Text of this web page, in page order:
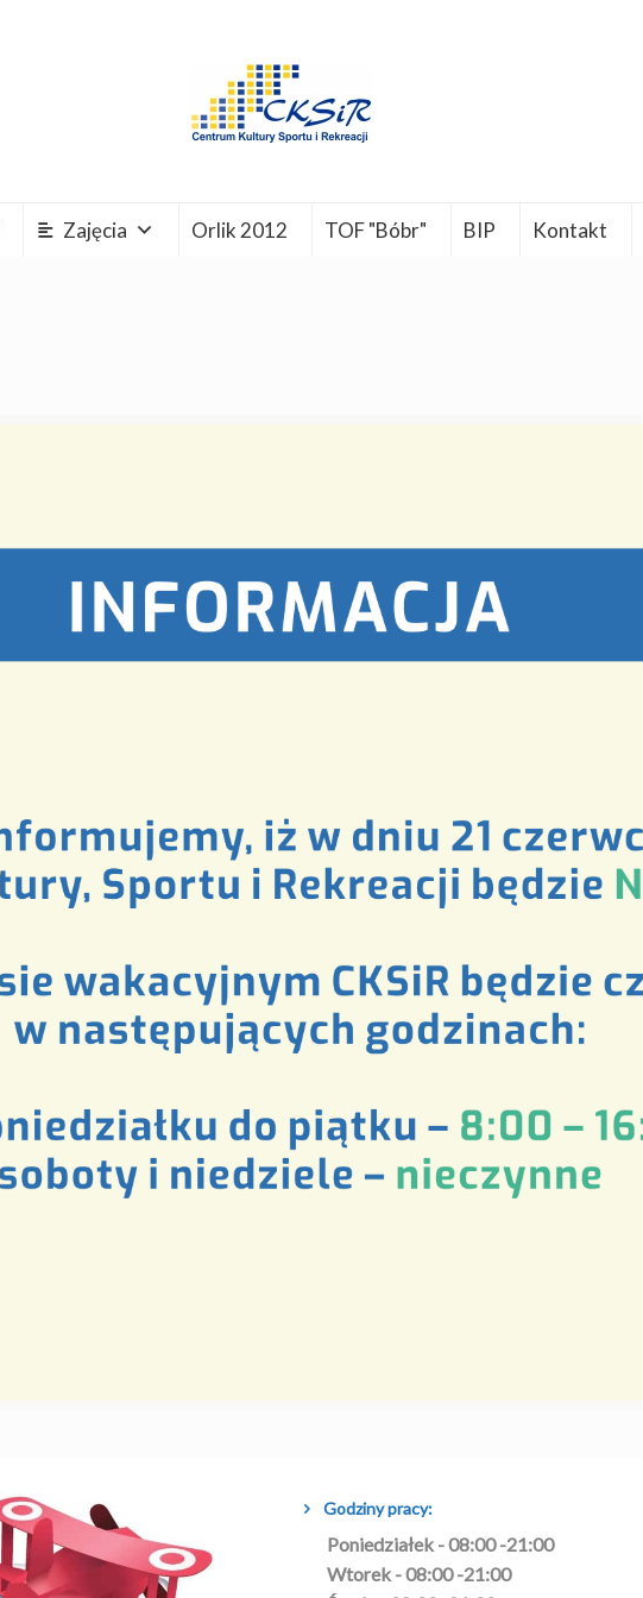
Zajęcia Orlik 2012 TOF "Bóbr" BIP Kontakt
Godziny pracy:
Poniedziałek - 08:00 -21:00
Wtorek - 08:00 -21:00